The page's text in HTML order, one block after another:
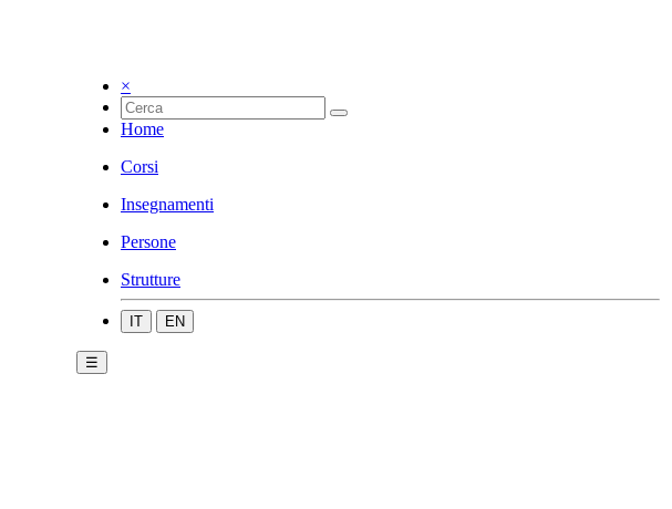
×
Home
Corsi
Insegnamenti
Persone
Strutture
IT EN
☰